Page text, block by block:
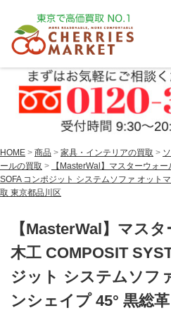
HOME > 商品 > 家具・インテリアの買取 >
ールの買取 >
【MasterWal】マスターウォ
SOFA コンポジット システムソファ オット
取 東京都品川区
【MasterWal】マス
木工 COMPOSIT
ジット システムソフ
ンシェイプ 45° 黒総